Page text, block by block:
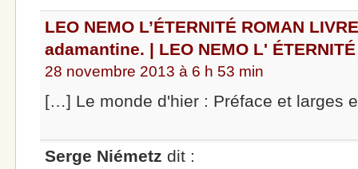
LEO NEMO L’ÉTERNITÉ ROMAN
adamantine. | LEO NEMO L'
28 novembre 2013 à 6 h 53 min
[…] Le monde d'hier : Préface et larges
Serge Niémetz dit :